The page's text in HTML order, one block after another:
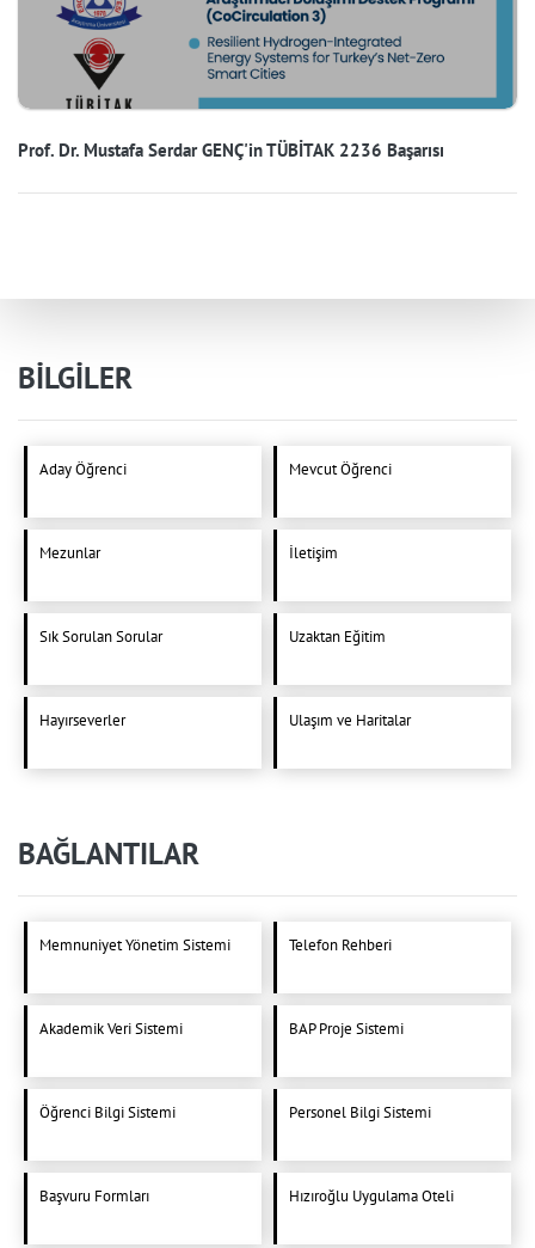
Prof. Dr. Mustafa Serdar GENÇ'in TÜBİTAK 2236 Başarısı
BİLGİLER
Aday Öğrenci Mevcut Öğrenci
Mezunlar İletişim
Sık Sorulan Sorular Uzaktan Eğitim
Hayırseverler Ulaşım ve Haritalar
BAĞLANTILAR
Memnuniyet Yönetim Sistemi Telefon Rehberi
Akademik Veri Sistemi BAP Proje Sistemi
Öğrenci Bilgi Sistemi Personel Bilgi Sistemi
Başvuru Formları Hızıroğlu Uygulama Oteli